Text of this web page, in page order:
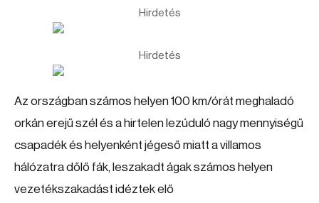
Hirdetés
Hirdetés
Az országban számos helyen 100 km/órát meghaladó
orkán erejű szél és a hirtelen lezúduló nagy mennyiségű
csapadék és helyenként jégeső miatt a villamos
hálózatra dőlő fák, leszakadt ágak számos helyen
vezetékszakadást idéztek elő